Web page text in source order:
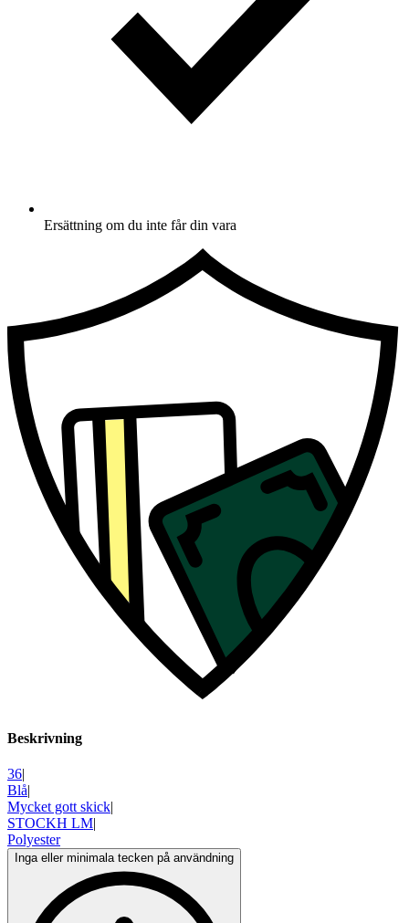
Ersättning om du inte får din vara
Beskrivning
36|
Blå|
Mycket gott skick|
STOCKH LM|
Polyester
Inga eller minimala tecken på användning